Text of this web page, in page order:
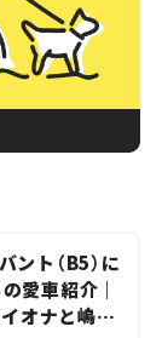
ト（B5）に
愛車紹介｜
オナと嶋田